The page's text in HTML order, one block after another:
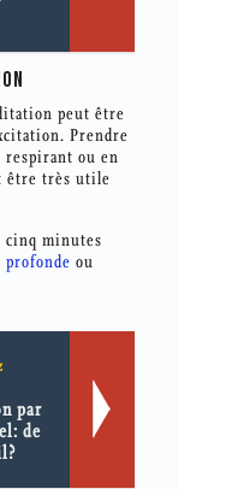
peut être
Prendre
respirant ou en
être très utile
minutes
ou
par
de